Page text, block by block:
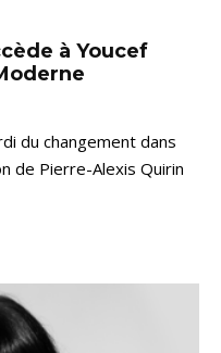
à Youcef
du changement dans
de Pierre-Alexis Quirin